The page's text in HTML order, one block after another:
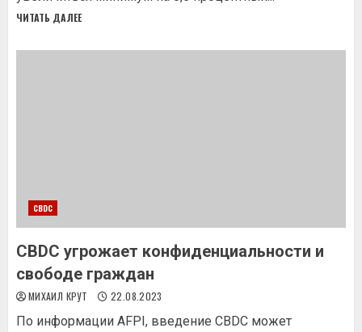
ЧИТАТЬ ДАЛЕЕ
CBDC
CBDC угрожает конфиденциальности и
свободе граждан
МИХАИЛ КРУТ 22.08.2023
По информации AFPI, введение CBDC может